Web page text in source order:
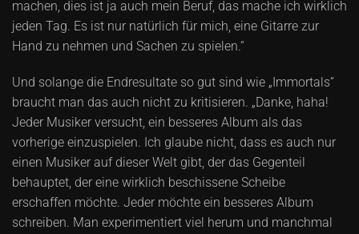
machen, dies ist ja auch mein Beruf, das mache ich wirklich
jeden Tag. Es ist nur natürlich für mich, eine Gitarre zur
Hand zu nehmen und Sachen zu spielen.“
Und solange die Endresultate so gut sind wie „Immortals“
braucht man das auch nicht zu kritisieren. „Danke, haha!
Jeder Musiker versucht, ein besseres Album als das
vorherige einzuspielen. Ich glaube nicht, dass es auch nur
einen Musiker auf dieser Welt gibt, der das Gegenteil
behauptet, der eine wirklich beschissene Scheibe
erschaffen möchte. Jeder möchte ein besseres Album
schreiben. Man experimentiert viel herum und manchmal